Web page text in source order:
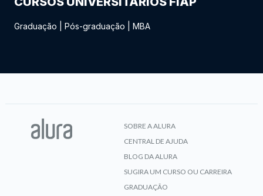
Graduação Pós-graduação MBA
SOBRE A ALURA
CENTRAL DE AJUDA
BLOG DA ALURA
SUGIRA UM CURSO OU CARREIRA
GRADUAÇÃO